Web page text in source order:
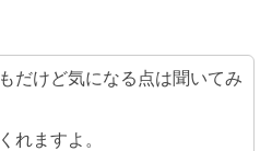
だけど気になる点は聞いてみ
れますよ。